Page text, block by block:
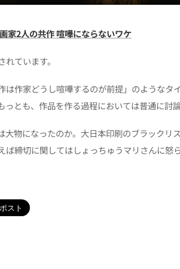
家2人の共作 喧嘩にならないワケ
ています。
は作家どうし喧嘩するのが前提」のようなタ
っとも、作品を作る過程においては普通に討
大物になったのか。大日本印刷のブラックリ
ば締切に関してはしょっちゅうマリさんに怒